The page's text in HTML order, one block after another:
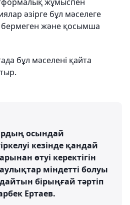
әзірге бұл мәселеге
және қосымша
бұл мәселені қайта
осындай
кезінде қандай
өтуі керектігін
міндетті болуы
бірыңғай тәртіп
Ертаев.